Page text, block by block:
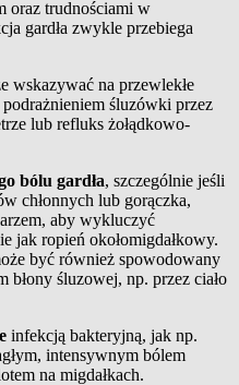
oraz trudnościami w
gardła zwykle przebiega
wskazywać na przewlekłe
podrażnieniem śluzówki przez
lub refluks żołądkowo-
bólu gardła, szczególnie jeśli
chłonnych lub gorączka,
aby wykluczyć
jak ropień okołomigdałkowy.
być również spowodowany
błony śluzowej, np. przez ciało
infekcją bakteryjną, jak np.
intensywnym bólem
na migdałkach.